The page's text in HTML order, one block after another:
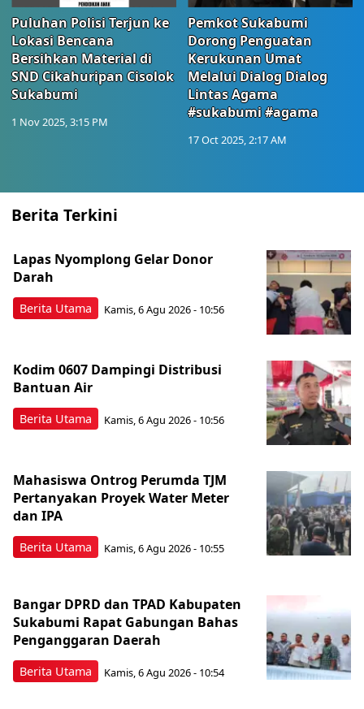
Puluhan Polisi Terjun ke
Lokasi Bencana
Bersihkan Material di
SND Cikahuripan Cisolok
Sukabumi
1 Nov 2025, 3:15 PM
Pemkot Sukabumi
Dorong Penguatan
Kerukunan Umat
Melalui Dialog Dialog
Lintas Agama
#sukabumi #agama
17 Oct 2025, 2:17 AM
Berita Terkini
Berita Utama
Lapas Nyomplong Gelar Donor
Darah
Kamis, 6 Agu 2026 - 10:56
Berita Utama
Kodim 0607 Dampingi Distribusi
Bantuan Air
Kamis, 6 Agu 2026 - 10:56
Berita Utama
Mahasiswa Ontrog Perumda TJM
Pertanyakan Proyek Water Meter
dan IPA
Kamis, 6 Agu 2026 - 10:55
Berita Utama
Bangar DPRD dan TPAD Kabupaten
Sukabumi Rapat Gabungan Bahas
Penganggaran Daerah
Kamis, 6 Agu 2026 - 10:54